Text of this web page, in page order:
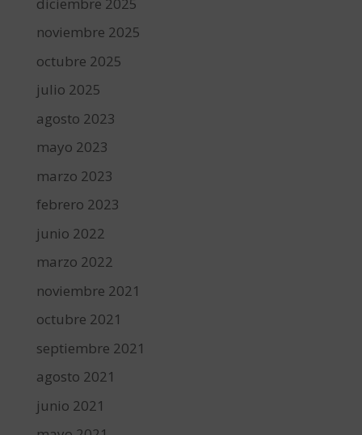
noviembre 2025
octubre 2025
julio 2025
agosto 2023
mayo 2023
marzo 2023
febrero 2023
junio 2022
marzo 2022
noviembre 2021
octubre 2021
septiembre 2021
agosto 2021
junio 2021